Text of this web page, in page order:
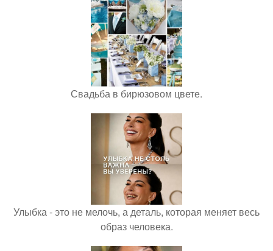
Свадьба в бирюзовом цвете.
Улыбка - это не мелочь, а деталь, которая меняет весь
образ человека.